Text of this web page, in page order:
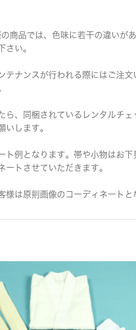
商品では、色味に若干の違いが
さい。
テナンスが行われる際にはご注文
ら、同梱されているレンタルチェ
いします。
ト例となります。帯や小物はお下
ートさせていただきます。
は原則画像のコーディネートと